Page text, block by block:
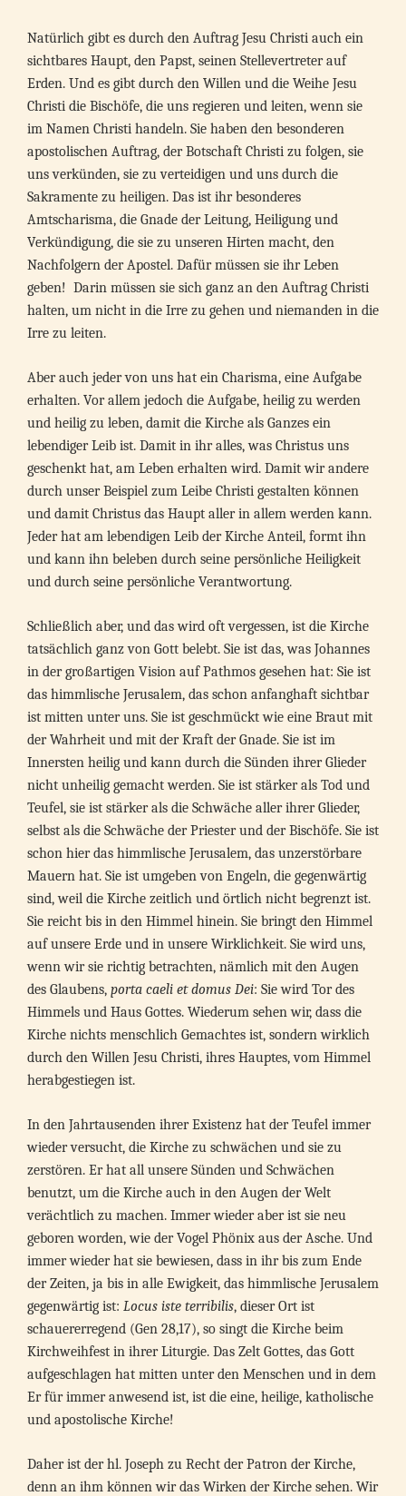
Natürlich gibt es durch den Auftrag Jesu Christi auch ein
sichtbares Haupt, den Papst, seinen Stellevertreter auf
Erden. Und es gibt durch den Willen und die Weihe Jesu
Christi die Bischöfe, die uns regieren und leiten, wenn sie
im Namen Christi handeln. Sie haben den besonderen
apostolischen Auftrag, der Botschaft Christi zu folgen, sie
uns verkünden, sie zu verteidigen und uns durch die
Sakramente zu heiligen. Das ist ihr besonderes
Amtscharisma, die Gnade der Leitung, Heiligung und
Verkündigung, die sie zu unseren Hirten macht, den
Nachfolgern der Apostel. Dafür müssen sie ihr Leben
geben! Darin müssen sie sich ganz an den Auftrag Christi
halten, um nicht in die Irre zu gehen und niemanden in die
Irre zu leiten.
Aber auch jeder von uns hat ein Charisma, eine Aufgabe
erhalten. Vor allem jedoch die Aufgabe, heilig zu werden
und heilig zu leben, damit die Kirche als Ganzes ein
lebendiger Leib ist. Damit in ihr alles, was Christus uns
geschenkt hat, am Leben erhalten wird. Damit wir andere
durch unser Beispiel zum Leibe Christi gestalten können
und damit Christus das Haupt aller in allem werden kann.
Jeder hat am lebendigen Leib der Kirche Anteil, formt ihn
und kann ihn beleben durch seine persönliche Heiligkeit
und durch seine persönliche Verantwortung.
Schließlich aber, und das wird oft vergessen, ist die Kirche
tatsächlich ganz von Gott belebt. Sie ist das, was Johannes
in der großartigen Vision auf Pathmos gesehen hat: Sie ist
das himmlische Jerusalem, das schon anfanghaft sichtbar
ist mitten unter uns. Sie ist geschmückt wie eine Braut mit
der Wahrheit und mit der Kraft der Gnade. Sie ist im
Innersten heilig und kann durch die Sünden ihrer Glieder
nicht unheilig gemacht werden. Sie ist stärker als Tod und
Teufel, sie ist stärker als die Schwäche aller ihrer Glieder,
selbst als die Schwäche der Priester und der Bischöfe. Sie ist
schon hier das himmlische Jerusalem, das unzerstörbare
Mauern hat. Sie ist umgeben von Engeln, die gegenwärtig
sind, weil die Kirche zeitlich und örtlich nicht begrenzt ist.
Sie reicht bis in den Himmel hinein. Sie bringt den Himmel
auf unsere Erde und in unsere Wirklichkeit. Sie wird uns,
wenn wir sie richtig betrachten, nämlich mit den Augen
des Glaubens, porta caeli et domus Dei: Sie wird Tor des
Himmels und Haus Gottes. Wiederum sehen wir, dass die
Kirche nichts menschlich Gemachtes ist, sondern wirklich
durch den Willen Jesu Christi, ihres Hauptes, vom Himmel
herabgestiegen ist.
In den Jahrtausenden ihrer Existenz hat der Teufel immer
wieder versucht, die Kirche zu schwächen und sie zu
zerstören. Er hat all unsere Sünden und Schwächen
benutzt, um die Kirche auch in den Augen der Welt
verächtlich zu machen. Immer wieder aber ist sie neu
geboren worden, wie der Vogel Phönix aus der Asche. Und
immer wieder hat sie bewiesen, dass in ihr bis zum Ende
der Zeiten, ja bis in alle Ewigkeit, das himmlische Jerusalem
gegenwärtig ist: Locus iste terribilis, dieser Ort ist
schauererregend (Gen 28,17), so singt die Kirche beim
Kirchweihfest in ihrer Liturgie. Das Zelt Gottes, das Gott
aufgeschlagen hat mitten unter den Menschen und in dem
Er für immer anwesend ist, ist die eine, heilige, katholische
und apostolische Kirche!
Daher ist der hl. Joseph zu Recht der Patron der Kirche,
denn an ihm können wir das Wirken der Kirche sehen. Wir